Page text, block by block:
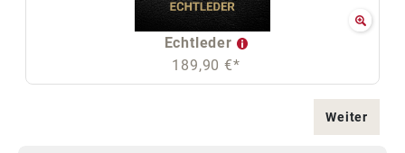
Echtleder
189,90 €*
Weiter